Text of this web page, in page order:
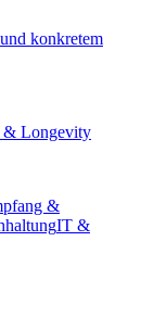
konkretem
Longevity
&
IT &